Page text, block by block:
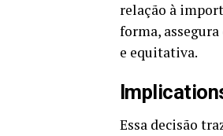
relação à
forma,
e equitativa.
Essa decisão